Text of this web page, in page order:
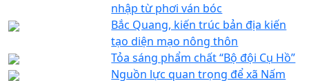
nhập từ phơi ván bóc
Bắc Quang, kiến trúc bản địa kiến
tạo diện mạo nông thôn
Tỏa sáng phẩm chất “Bộ đội Cụ Hồ”
Nguồn lực quan trọng để xã Nấm